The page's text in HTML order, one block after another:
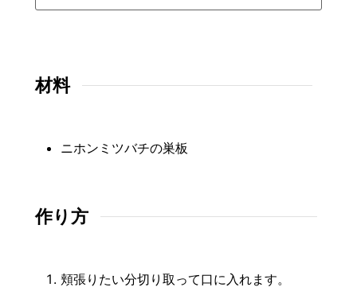
材料
ニホンミツバチの巣板
作り方
頬張りたい分切り取って口に入れます。